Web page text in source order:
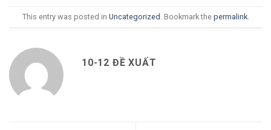
This entry was posted in Uncategorized . Bookmark the permalink.
10-12 ĐỀ XUẤT